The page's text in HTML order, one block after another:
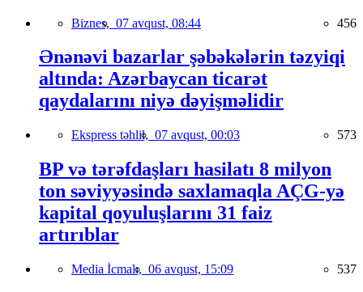
Biznes, 07 avqust, 08:44 456
Ənənəvi bazarlar şəbəkələrin təzyiqi
altında: Azərbaycan ticarət
qaydalarını niyə dəyişməlidir
Ekspress təhlil, 07 avqust, 00:03 573
BP və tərəfdaşları hasilatı 8 milyon
ton səviyyəsində saxlamaqla AÇG-yə
kapital qoyuluşlarını 31 faiz
artırıblar
Media İcmalı, 06 avqust, 15:09 537